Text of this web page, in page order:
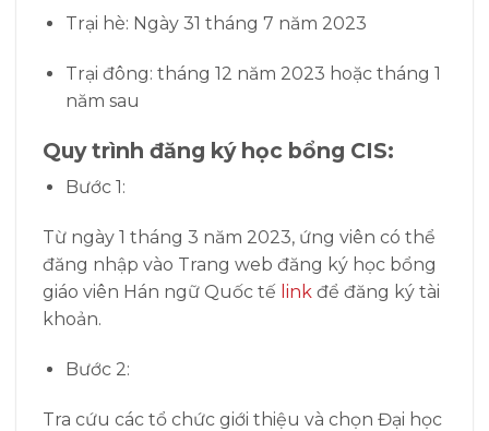
Trại hè: Ngày 31 tháng 7 năm 2023
Trại đông: tháng 12 năm 2023 hoặc tháng 1
năm sau
Quy trình đăng ký học bổng CIS:
Bước 1:
Từ ngày 1 tháng 3 năm 2023, ứng viên có thể
đăng nhập vào Trang web đăng ký học bổng
giáo viên Hán ngữ Quốc tế link để đăng ký tài
khoản.
Bước 2:
Tra cứu các tổ chức giới thiệu và chọn Đại học